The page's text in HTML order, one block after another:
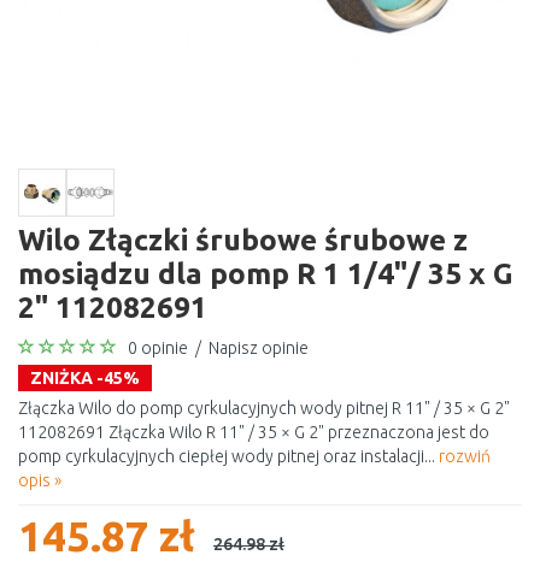
Wilo Złączki śrubowe śrubowe z
mosiądzu dla pomp R 1 1/4"/ 35 x G
2" 112082691
0 opinie / Napisz opinie
ZNIŻKA -45%
Złączka Wilo do pomp cyrkulacyjnych wody pitnej R 11" / 35 × G 2"
112082691 Złączka Wilo R 11" / 35 × G 2" przeznaczona jest do
pomp cyrkulacyjnych ciepłej wody pitnej oraz instalacji... rozwiń
opis »
145.87 zł 264.98 zł